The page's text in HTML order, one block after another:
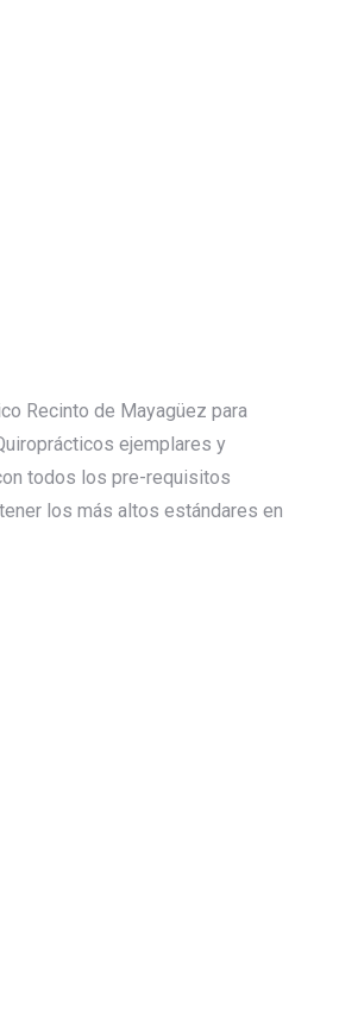
Recinto de Mayagüez para
ejemplares y
todos los pre-requisitos
los más altos estándares en